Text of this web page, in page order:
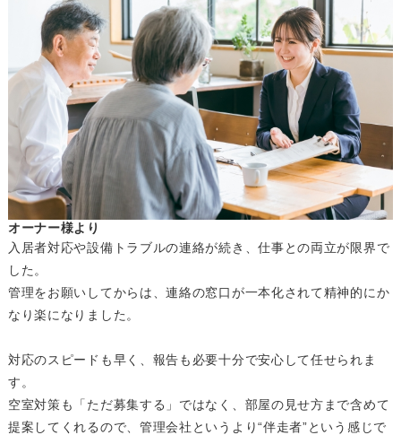
オーナー様より
入居者対応や設備トラブルの連絡が続き、仕事との両立が限界で
した。
管理をお願いしてからは、連絡の窓口が一本化されて精神的にか
なり楽になりました。
対応のスピードも早く、報告も必要十分で安心して任せられま
す。
空室対策も「ただ募集する」ではなく、部屋の見せ方まで含めて
提案してくれるので、管理会社というより“伴走者”という感じで